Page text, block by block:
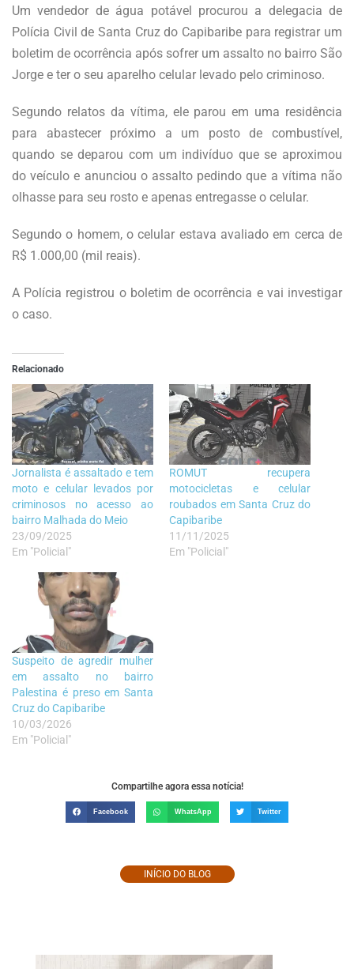
Um vendedor de água potável procurou a delegacia de
Polícia Civil de Santa Cruz do Capibaribe para registrar um
boletim de ocorrência após sofrer um assalto no bairro São
Jorge e ter o seu aparelho celular levado pelo criminoso.
Segundo relatos da vítima, ele parou em uma residência
para abastecer próximo a um posto de combustível,
quando se deparou com um indivíduo que se aproximou
do veículo e anunciou o assalto pedindo que a vítima não
olhasse para seu rosto e apenas entregasse o celular.
Segundo o homem, o celular estava avaliado em cerca de
R$ 1.000,00 (mil reais).
A Polícia registrou o boletim de ocorrência e vai investigar
o caso.
Relacionado
Jornalista é assaltado e tem
moto e celular levados por
criminosos no acesso ao
bairro Malhada do Meio
23/09/2025
Em "Policial"
ROMUT recupera
motocicletas e celular
roubados em Santa Cruz do
Capibaribe
11/11/2025
Em "Policial"
Suspeito de agredir mulher
em assalto no bairro
Palestina é preso em Santa
Cruz do Capibaribe
10/03/2026
Em "Policial"
Compartilhe agora essa notícia!
Facebook WhatsApp Twitter
INÍCIO DO BLOG